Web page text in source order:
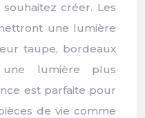
créer. Les
une lumière
taupe, bordeaux
lumière plus
est parfaite pour
de vie comme